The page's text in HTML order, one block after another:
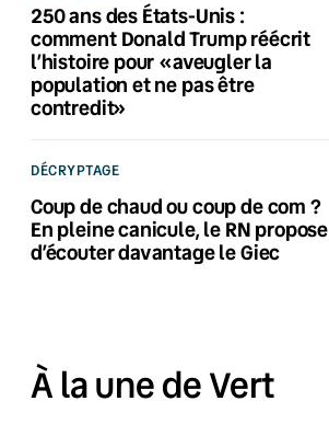
250 ans des États-Unis :
comment Donald Trump réécrit
l’histoire pour «aveugler la
population et ne pas être
contredit»
DÉCRYPTAGE
Coup de chaud ou coup de com ?
En pleine canicule, le RN propose
d’écouter davantage le Giec
À la une de Vert